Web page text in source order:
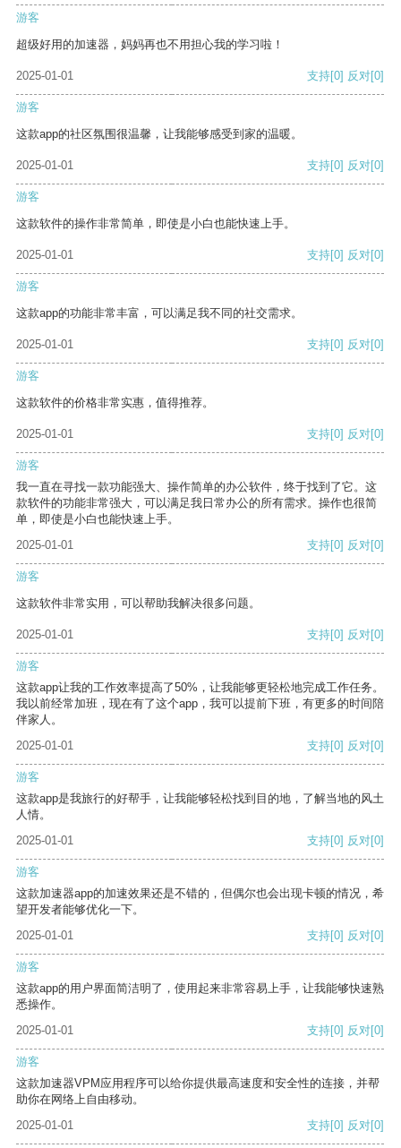
游客
超级好用的加速器，妈妈再也不用担心我的学习啦！
2025-01-01 支持[0] 反对[0]
游客
这款app的社区氛围很温馨，让我能够感受到家的温暖。
2025-01-01 支持[0] 反对[0]
游客
这款软件的操作非常简单，即使是小白也能快速上手。
2025-01-01 支持[0] 反对[0]
游客
这款app的功能非常丰富，可以满足我不同的社交需求。
2025-01-01 支持[0] 反对[0]
游客
这款软件的价格非常实惠，值得推荐。
2025-01-01 支持[0] 反对[0]
游客
我一直在寻找一款功能强大、操作简单的办公软件，终于找到了它。这
款软件的功能非常强大，可以满足我日常办公的所有需求。操作也很简
单，即使是小白也能快速上手。
2025-01-01
支持[0] 反对[0]
游客
这款软件非常实用，可以帮助我解决很多问题。
2025-01-01 支持[0] 反对[0]
游客
这款app让我的工作效率提高了50%，让我能够更轻松地完成工作任务。
我以前经常加班，现在有了这个app，我可以提前下班，有更多的时间陪
伴家人。
2025-01-01
支持[0] 反对[0]
游客
这款app是我旅行的好帮手，让我能够轻松找到目的地，了解当地的风土
人情。
2025-01-01
支持[0] 反对[0]
游客
这款加速器app的加速效果还是不错的，但偶尔也会出现卡顿的情况，希
望开发者能够优化一下。
2025-01-01
支持[0] 反对[0]
游客
这款app的用户界面简洁明了，使用起来非常容易上手，让我能够快速熟
悉操作。
2025-01-01
支持[0] 反对[0]
游客
这款加速器VPM应用程序可以给你提供最高速度和安全性的连接，并帮
助你在网络上自由移动。
2025-01-01
支持[0] 反对[0]